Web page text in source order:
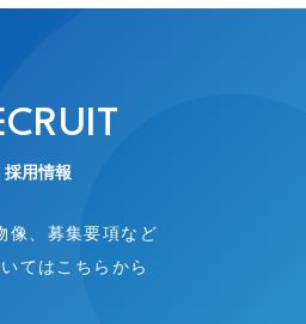
採用情報
像、募集要項など
てはこちらから